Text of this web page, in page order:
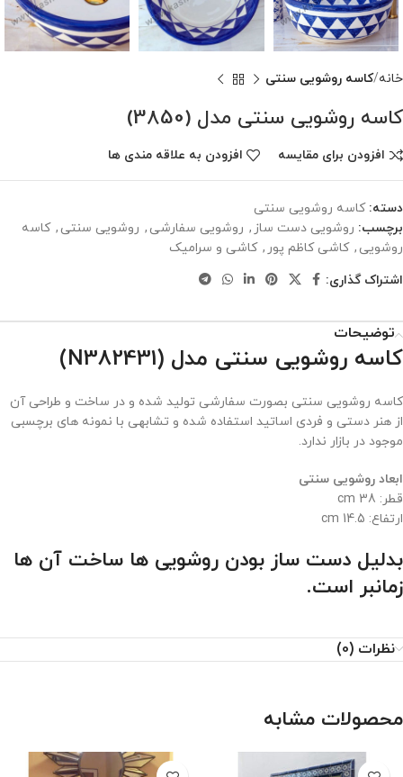
خانه کاسه روشویی سنتی
کاسه روشویی سنتی مدل (3850)
افزودن برای مقایسه افزودن به علاقه مندی ها
دسته: کاسه روشویی سنتی
برچسب: روشویی دست ساز , روشویی سفارشی , روشویی سنتی , کاسه
روشویی , کاشی کاظم پور , کاشی و سرامیک
اشتراک گذاری:
توضیحات
کاسه روشویی سنتی مدل (N382431)
کاسه روشویی سنتی بصورت سفارشی تولید شده و در ساخت و طراحی آن
از هنر دستی و فردی اساتید استفاده شده و تشابهی با نمونه های برچسبی
موجود در بازار ندارد.
ابعاد روشویی سنتی
قطر: 38 cm
ارتفاع: 14.5 cm
بدلیل دست ساز بودن روشویی ها ساخت آن ها
زمانبر است.
نظرات (0)
محصولات مشابه